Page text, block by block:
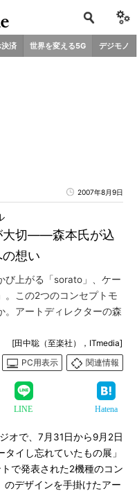
決済 世界を変える5G デジモノ
2007年8月9日
大切――森本氏が込
想い
び上がる「sorato」、ケー
。この2つのコンセプトモ
。アートディレクターの森
[田中聡（至楽社），ITmedia]
PC用表示
関連情報
LINE Hatena
オで、7月31日から9月2日
イし忘れていたもの展」
で発表された2機種のコン
デザインを手掛けたアー